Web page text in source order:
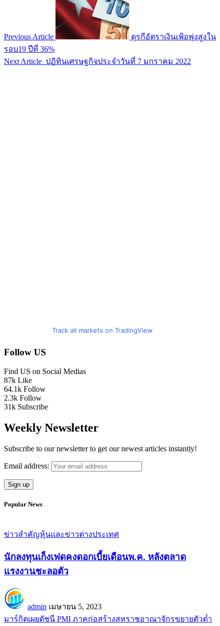
Previous Article
ตุรกีอัตราเงินเฟ้อพุ่งสูงใน
รอบ19 ปีที่ 36%
Next Article ปฏิทินเศรษฐกิจประจำวันที่ 7 มกราคม 2022
Track all markets on TradingView
Follow US
Find US on Social Medias
87k Like
64.1k Follow
2.3k Follow
31k Subscribe
Weekly Newsletter
Subscribe to our newsletter to get our newest articles instantly!
Email address:
Popular News
ข่าวสำคัญหุ้นและข่าวต่างประเทศ
นักลงทุนเก็งเฟดคงดอกเบี้ยเดือนพ.ค. หลังตลาด
แรงงานชะลอตัว
admin เมษายน 5, 2023
มาร์กิตเผยดัชนี PMI ภาคก่อสร้างสหราชอาณาจักรขยายตัวต่ำ